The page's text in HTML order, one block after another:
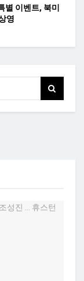
별 이벤트, 북미
영